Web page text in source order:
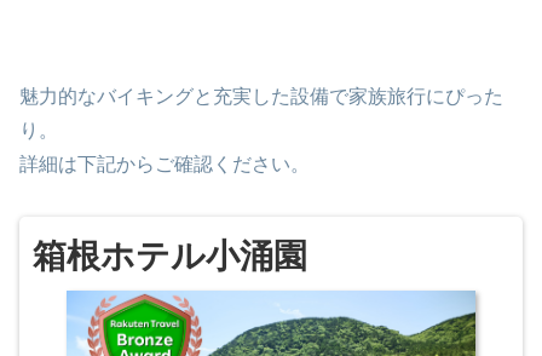
魅力的なバイキングと充実した設備で家族旅行にぴった
り。
詳細は下記からご確認ください。
箱根ホテル小涌園